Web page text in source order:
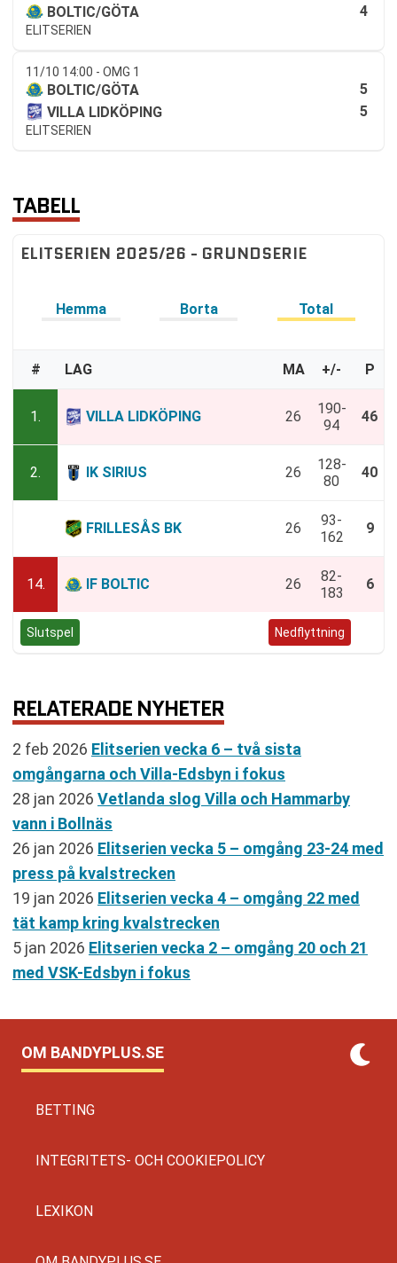
BOLTIC/GÖTA
4
ELITSERIEN
11/10 14:00 - OMG 1
BOLTIC/GÖTA
5
VILLA LIDKÖPING
5
ELITSERIEN
TABELL
ELITSERIEN 2025/26 - GRUNDSERIE
Hemma Borta Total
# LAG MA +/- P
1. VILLA LIDKÖPING 26
190-
94
46
2. IK SIRIUS 26
128-
80
40
FRILLESÅS BK 26
93-
162
9
14. IF BOLTIC 26
82-
183
6
Slutspel Nedflyttning
RELATERADE NYHETER
2 feb 2026 Elitserien vecka 6 – två sista
omgångarna och Villa-Edsbyn i fokus
28 jan 2026 Vetlanda slog Villa och Hammarby
vann i Bollnäs
26 jan 2026 Elitserien vecka 5 – omgång 23-24 med
press på kvalstrecken
19 jan 2026 Elitserien vecka 4 – omgång 22 med
tät kamp kring kvalstrecken
5 jan 2026 Elitserien vecka 2 – omgång 20 och 21
med VSK-Edsbyn i fokus
OM BANDYPLUS.SE
BETTING
INTEGRITETS- OCH COOKIEPOLICY
LEXIKON